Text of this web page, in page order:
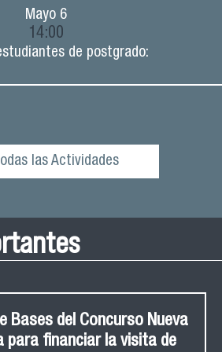
Mayo6
14:00
de postgrado:
las Actividades
Bases del Concurso Nueva
para financiar la visita de